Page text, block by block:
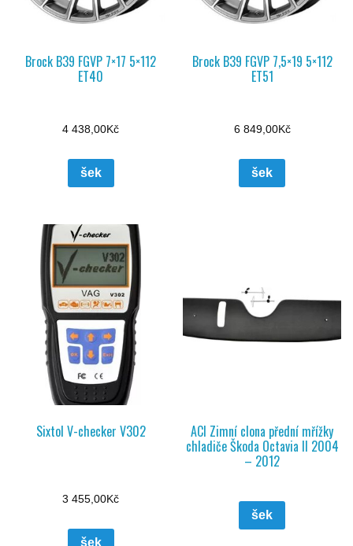
Brock B39 FGVP 7×17 5×112
ET40
4 438,00Kč
šek
Brock B39 FGVP 7,5×19 5×112
ET51
6 849,00Kč
šek
Sixtol V-checker V302
3 455,00Kč
šek
ACI Zimní clona přední mřížky
chladiče Škoda Octavia II 2004
– 2012
šek